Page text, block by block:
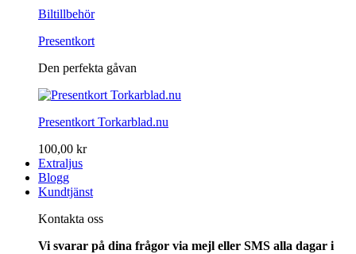
Biltillbehör
Presentkort
Den perfekta gåvan
Presentkort Torkarblad.nu
100,00 kr
Extraljus
Blogg
Kundtjänst
Kontakta oss
Vi svarar på dina frågor via mejl eller SMS alla dagar i